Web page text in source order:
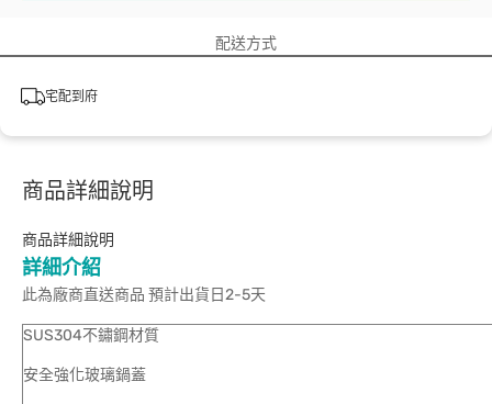
配送方式
宅配到府
商品詳細說明
商品詳細說明
詳細介紹
此為廠商直送商品 預計出貨日2-5天
SUS304不鏽鋼材質
安全強化玻璃鍋蓋